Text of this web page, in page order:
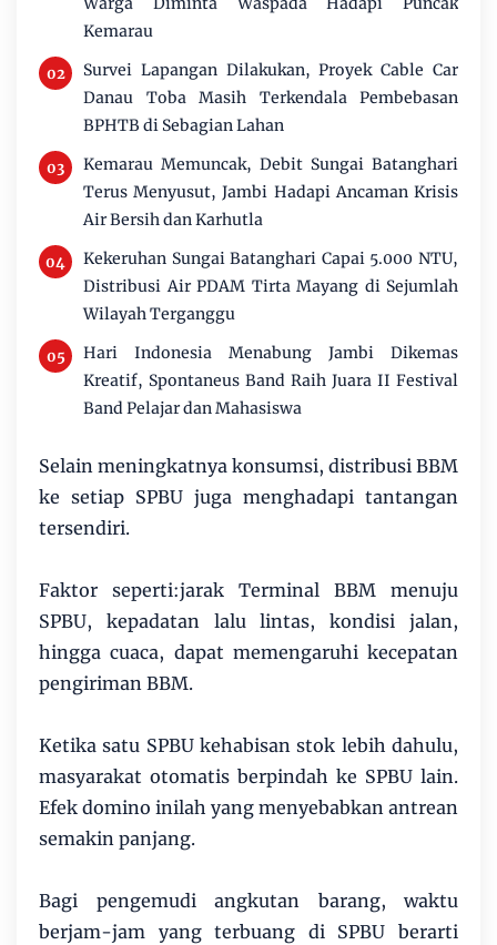
Kemarau
Survei Lapangan Dilakukan, Proyek Cable Car
Danau Toba Masih Terkendala Pembebasan
BPHTB di Sebagian Lahan
Kemarau Memuncak, Debit Sungai Batanghari
Terus Menyusut, Jambi Hadapi Ancaman Krisis
Air Bersih dan Karhutla
Kekeruhan Sungai Batanghari Capai 5.000 NTU,
Distribusi Air PDAM Tirta Mayang di Sejumlah
Wilayah Terganggu
Hari Indonesia Menabung Jambi Dikemas
Kreatif, Spontaneus Band Raih Juara II Festival
Band Pelajar dan Mahasiswa
Selain meningkatnya konsumsi, distribusi BBM
ke setiap SPBU juga menghadapi tantangan
tersendiri.
Faktor seperti:jarak Terminal BBM menuju
SPBU, kepadatan lalu lintas, kondisi jalan,
hingga cuaca, dapat memengaruhi kecepatan
pengiriman BBM.
Ketika satu SPBU kehabisan stok lebih dahulu,
masyarakat otomatis berpindah ke SPBU lain.
Efek domino inilah yang menyebabkan antrean
semakin panjang.
Bagi pengemudi angkutan barang, waktu
berjam-jam yang terbuang di SPBU berarti